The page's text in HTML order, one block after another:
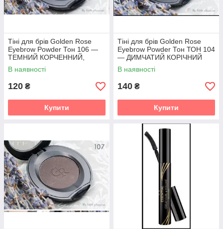
Тіні для брів Golden Rose
Eyebrow Powder Тон 106 —
ТЕМНИЙ КОРЧЕННИЙ,
КОФЕЙНИЙ
В наявності
120 ₴
Купити
Тіні для брів Golden Rose
Eyebrow Powder Тон ТОН 104
— ДИМЧАТИЙ КОРІЧНИЙ
В наявності
140 ₴
Купити